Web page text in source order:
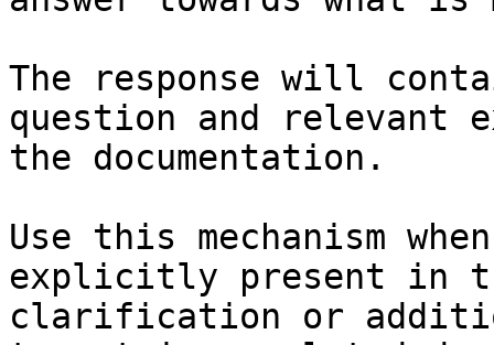
The response will
question and relevant
the documentation.
Use this mechanism
explicitly present in
clarification or